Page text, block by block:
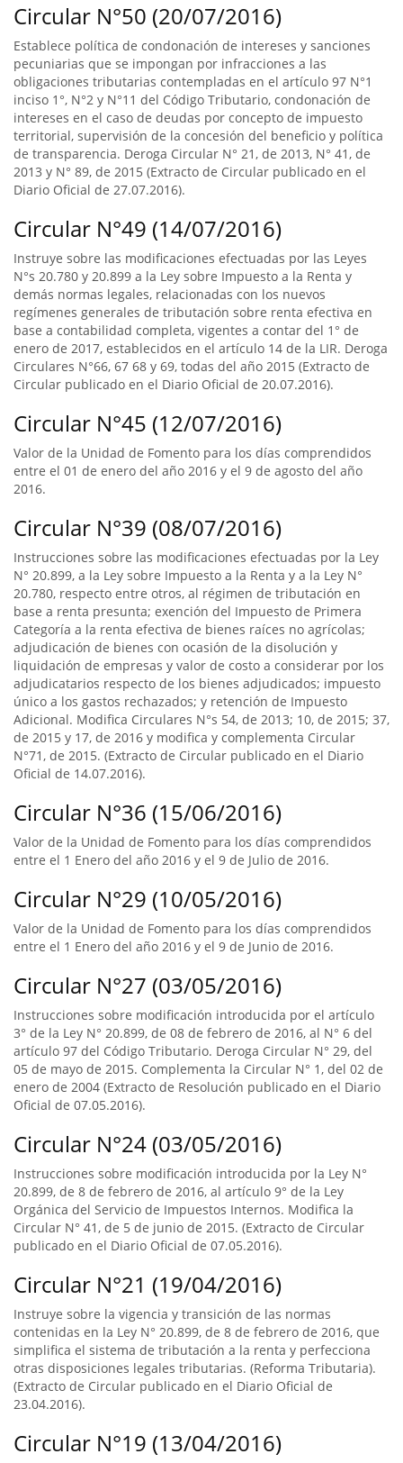
Circular N°50 (20/07/2016)
Establece política de condonación de intereses y sanciones
pecuniarias que se impongan por infracciones a las
obligaciones tributarias contempladas en el artículo 97 N°1
inciso 1°, N°2 y N°11 del Código Tributario, condonación de
intereses en el caso de deudas por concepto de impuesto
territorial, supervisión de la concesión del beneficio y política
de transparencia. Deroga Circular N° 21, de 2013, N° 41, de
2013 y N° 89, de 2015 (Extracto de Circular publicado en el
Diario Oficial de 27.07.2016).
Circular N°49 (14/07/2016)
Instruye sobre las modificaciones efectuadas por las Leyes
N°s 20.780 y 20.899 a la Ley sobre Impuesto a la Renta y
demás normas legales, relacionadas con los nuevos
regímenes generales de tributación sobre renta efectiva en
base a contabilidad completa, vigentes a contar del 1° de
enero de 2017, establecidos en el artículo 14 de la LIR. Deroga
Circulares N°66, 67 68 y 69, todas del año 2015 (Extracto de
Circular publicado en el Diario Oficial de 20.07.2016).
Circular N°45 (12/07/2016)
Valor de la Unidad de Fomento para los días comprendidos
entre el 01 de enero del año 2016 y el 9 de agosto del año
2016.
Circular N°39 (08/07/2016)
Instrucciones sobre las modificaciones efectuadas por la Ley
N° 20.899, a la Ley sobre Impuesto a la Renta y a la Ley N°
20.780, respecto entre otros, al régimen de tributación en
base a renta presunta; exención del Impuesto de Primera
Categoría a la renta efectiva de bienes raíces no agrícolas;
adjudicación de bienes con ocasión de la disolución y
liquidación de empresas y valor de costo a considerar por los
adjudicatarios respecto de los bienes adjudicados; impuesto
único a los gastos rechazados; y retención de Impuesto
Adicional. Modifica Circulares N°s 54, de 2013; 10, de 2015; 37,
de 2015 y 17, de 2016 y modifica y complementa Circular
N°71, de 2015. (Extracto de Circular publicado en el Diario
Oficial de 14.07.2016).
Circular N°36 (15/06/2016)
Valor de la Unidad de Fomento para los días comprendidos
entre el 1 Enero del año 2016 y el 9 de Julio de 2016.
Circular N°29 (10/05/2016)
Valor de la Unidad de Fomento para los días comprendidos
entre el 1 Enero del año 2016 y el 9 de Junio de 2016.
Circular N°27 (03/05/2016)
Instrucciones sobre modificación introducida por el artículo
3° de la Ley N° 20.899, de 08 de febrero de 2016, al N° 6 del
artículo 97 del Código Tributario. Deroga Circular N° 29, del
05 de mayo de 2015. Complementa la Circular N° 1, del 02 de
enero de 2004 (Extracto de Resolución publicado en el Diario
Oficial de 07.05.2016).
Circular N°24 (03/05/2016)
Instrucciones sobre modificación introducida por la Ley N°
20.899, de 8 de febrero de 2016, al artículo 9° de la Ley
Orgánica del Servicio de Impuestos Internos. Modifica la
Circular N° 41, de 5 de junio de 2015. (Extracto de Circular
publicado en el Diario Oficial de 07.05.2016).
Circular N°21 (19/04/2016)
Instruye sobre la vigencia y transición de las normas
contenidas en la Ley N° 20.899, de 8 de febrero de 2016, que
simplifica el sistema de tributación a la renta y perfecciona
otras disposiciones legales tributarias. (Reforma Tributaria).
(Extracto de Circular publicado en el Diario Oficial de
23.04.2016).
Circular N°19 (13/04/2016)